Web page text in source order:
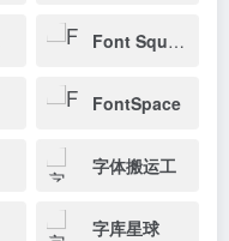
Font Squirrel
FontSpace
字体搬运工
字库星球